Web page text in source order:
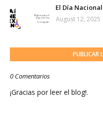
El Día
August 12, 2025
PUBLICAR
0 Comentarios
¡Gracias por leer el blog!.